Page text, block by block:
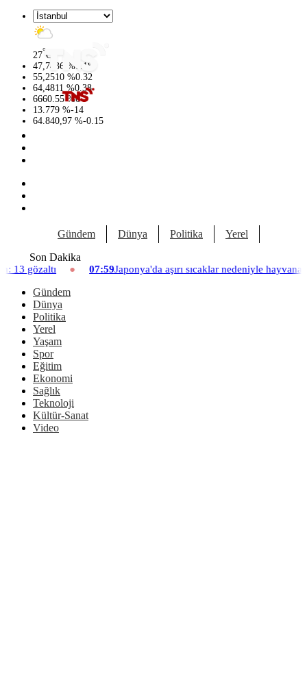
27°C
47,7436 %0.18
55,2510 %0.32
64,4811 %0.38
6660.55 %0
13.779 %-14
64.840,97 %-0.15
Gündem Dünya Politika Yerel
Son Dakika
07:59Japonya'da aşırı sıcaklar nedeniyle hayvanat bahçesinde üç
Gündem
Dünya
Politika
Yerel
Yaşam
Spor
Eğitim
Ekonomi
Sağlık
Teknoloji
Kültür-Sanat
Video